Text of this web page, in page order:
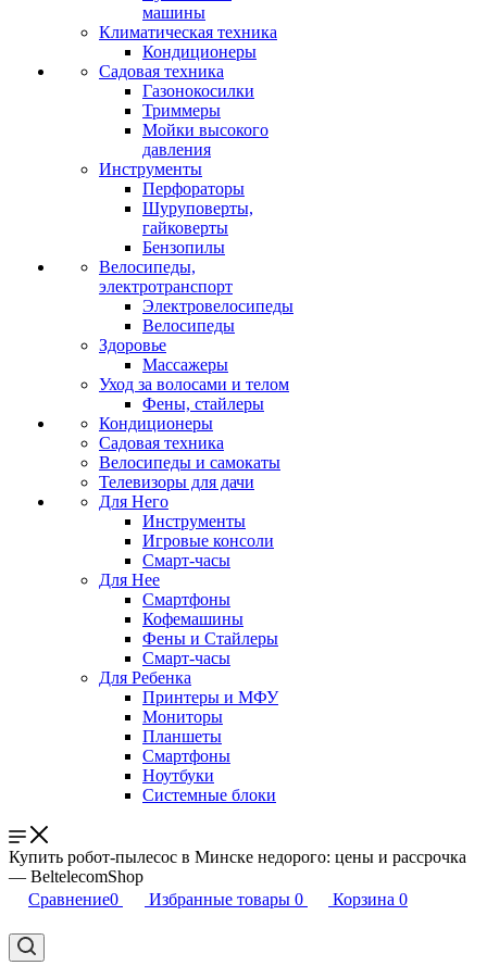
машины
Климатическая техника
Кондиционеры
Садовая техника
Газонокосилки
Триммеры
Мойки высокого
давления
Инструменты
Перфораторы
Шуруповерты,
гайковерты
Бензопилы
Велосипеды,
электротранспорт
Электровелосипеды
Велосипеды
Здоровье
Массажеры
Уход за волосами и телом
Фены, стайлеры
Кондиционеры
Садовая техника
Велосипеды и самокаты
Телевизоры для дачи
Для Него
Инструменты
Игровые консоли
Смарт-часы
Для Нее
Смартфоны
Кофемашины
Фены и Стайлеры
Смарт-часы
Для Ребенка
Принтеры и МФУ
Мониторы
Планшеты
Смартфоны
Ноутбуки
Системные блоки
Купить робот-пылесос в Минске недорого: цены и рассрочка
— BeltelecomShop
Сравнение0 Избранные товары 0 Корзина 0